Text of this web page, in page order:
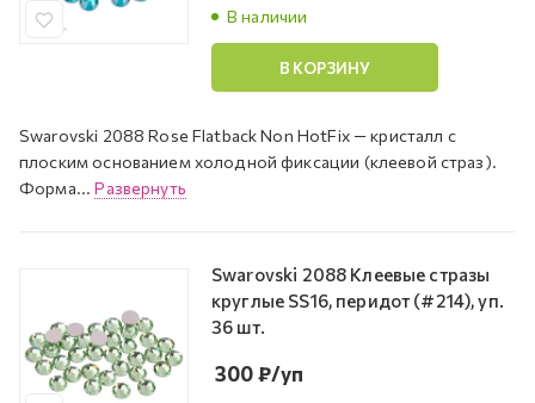
В наличии
В КОРЗИНУ
Swarovski 2088 Rose Flatback Non HotFix — кристалл с
плоским основанием холодной фиксации (клеевой страз).
Форма...Развернуть
Swarovski 2088 Клеевые стразы
круглые SS16, перидот (#214), уп.
36 шт.
300₽/уп